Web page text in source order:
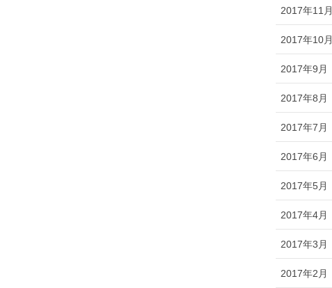
2017年11月
2017年10月
2017年9月
2017年8月
2017年7月
2017年6月
2017年5月
2017年4月
2017年3月
2017年2月